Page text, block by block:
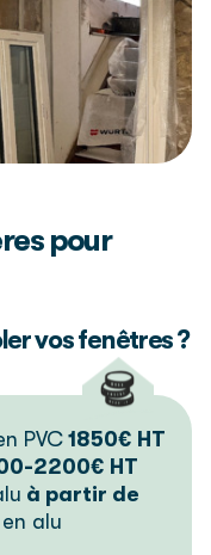
pour
vos fenêtres ?
PVC 1850€ HT
2200€ HT
à partir de
alu